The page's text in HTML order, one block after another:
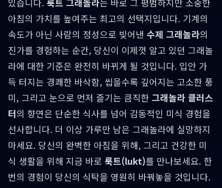
아침의 가치를 높여주는 최고의 선택지입니다. 기계의
속도가 아닌 사람의 정성으로 빚어낸 수제 그래놀라의
진가를 경험하는 순간, 당신이 이제껏 알고 있던 그래놀
라에 대한 기준은 완전히 바뀌게 될 것입니다. 입안 가
득 터지는 경쾌한 바삭함, 씹을수록 깊어지는 고소한 풍
미, 그리고 눈으로 먼저 즐기는 큼직한 그래놀라 클러스
터의 향연은 단순한 식사를 넘어 감동적인 미식 경험을
선사합니다. 더 이상 가루만 남은 그래놀라에 실망하지
마세요. 당신의 완벽한 아침을 위해, 그리고 건강한 미
식 생활을 위해 지금 바로 룩트(lukt)를 만나보세요. 한
번의 경험이 당신의 식탁을 영원히 바꿔놓을 것입니다.